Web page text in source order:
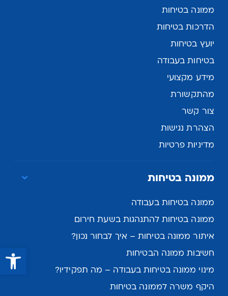
ממונה בטיחות
הדרכות בטיחות
יועץ בטיחות
בטיחות בעבודה
מידע מקצועי
מהתקשורת
צור קשר
הצהרת נגישות
מדיניות פרטיות
ממונה בטיחות
ממונה בטיחות בעבודה
ממונה בטיחות להתנהגות בשעת חירום
איתור ממונה בטיחות – איך לבחור נכון?
חשיבות ממונה הבטיחות
מינוי ממונה בטיחות בעבודה – מה תפקידיו?
היקף משרה לממונה בטיחות
פתח סרגל נגישות